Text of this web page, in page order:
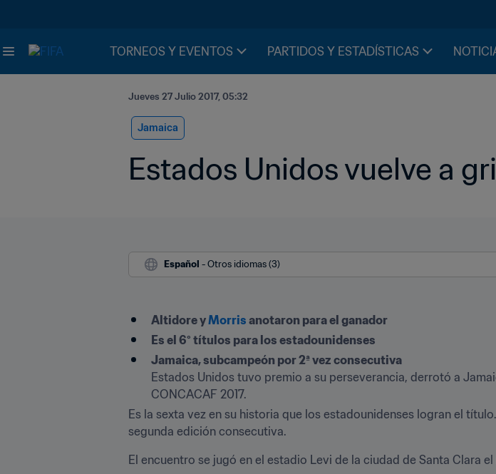
TORNEOS Y EVENTOS PARTIDOS Y ESTADÍSTICAS
Jueves 27 Julio 2017, 05:32
Jamaica
Estados Unidos vuelve a
Español - Otros idiomas (3)
Altidore y Morris anotaron para el ganador
Es el 6° títulos para los estadounidenses
Jamaica, subcampeón por 2ª vez consecutiva
Estados Unidos tuvo premio a su perseverancia, derrotó a
CONCACAF 2017.
Es la sexta vez en su historia que los estadounidenses logran el
segunda edición consecutiva.
El encuentro se jugó en el estadio Levi de la ciudad de Santa Clara